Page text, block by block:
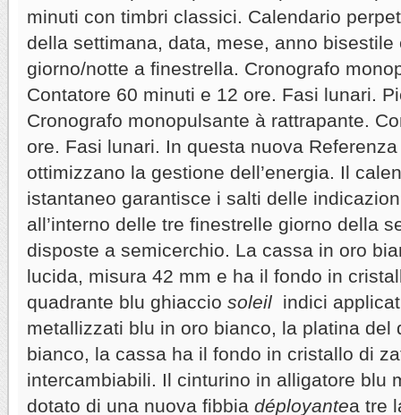
minuti con timbri classici. Calendario
della settimana, data, mese, anno bisestile
giorno/notte a finestrella. Cronografo
Contatore 60 minuti e 12 ore. Fasi lunari.
Cronografo monopulsante à rattrapante.
ore. Fasi lunari. In questa nuova
ottimizzano la gestione dell’energia. Il
istantaneo garantisce i salti delle
all’interno delle tre finestrelle giorno della
disposte a semicerchio. La cassa in oro
lucida, misura 42 mm e ha il fondo in
quadrante blu ghiaccio soleil indici
metallizzati blu in oro bianco, la platina del
bianco, la cassa ha il fondo in cristallo di
intercambiabili. Il cinturino in alligatore blu
dotato di una nuova fibbia déployantea tre